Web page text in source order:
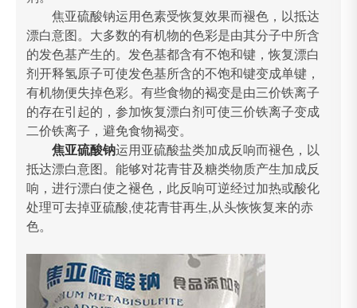
焦亚硫酸钠运用色素受恢复效果而褪色，以抵达
漂白意图。大多数的有机物的色彩是由其分子中所含
的发色基产生的。发色基都含有不饱和键，恢复漂白
剂开释氢原子可使发色基所含的不饱和键变成单键，
有机物便失掉色彩。有些食物的褐变是由三价铁离子
的存在引起的，参加恢复漂白剂可使三价铁离子变成
二价铁离子，避免食物褐变。
焦亚硫酸钠运用亚硫酸盐类加成反响而褪色，以
抵达漂白意图。能够对花青苷及糖类物质产生加成反
响，进行漂白使之褪色，此反响可逆经过加热或酸化
处理可去掉亚硫酸,使花青苷再生,从头恢恢复来的赤
色。